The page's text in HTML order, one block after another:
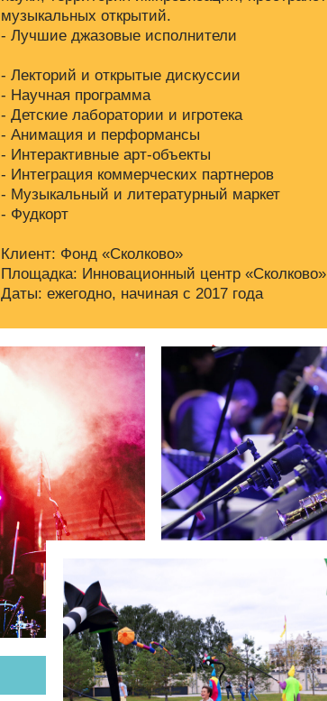
музыкальных открытий.
- Лучшие джазовые исполнители
- Лекторий и открытые дискуссии
- Научная программа
- Детские лаборатории и игротека
- Анимация и перформансы
- Интерактивные арт-объекты
- Интеграция коммерческих партнеров
- Музыкальный и литературный маркет
- Фудкорт
Клиент: Фонд «Сколково»
Площадка: Инновационный центр «Сколково»
Даты: ежегодно, начиная с 2017 года